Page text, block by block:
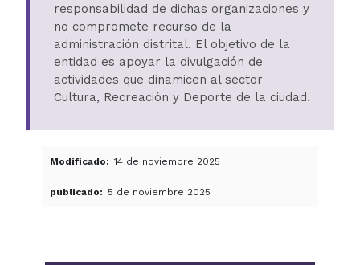
responsabilidad de dichas organizaciones y
no compromete recurso de la
administración distrital. El objetivo de la
entidad es apoyar la divulgación de
actividades que dinamicen al sector
Cultura, Recreación y Deporte de la ciudad.
Modificado 14 de noviembre 2025
publicado 5 de noviembre 2025